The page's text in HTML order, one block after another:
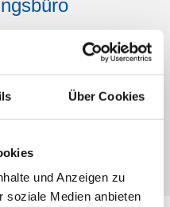
Über Cookies
und Anzeigen zu
soziale Medien anbieten